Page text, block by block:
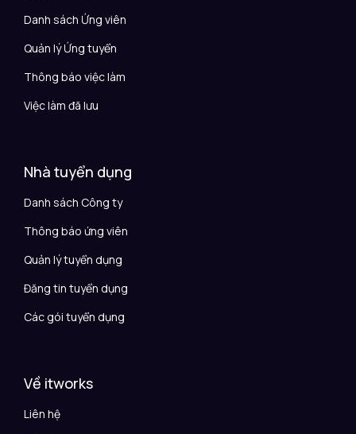
Danh sách Ứng viên
Quản lý Ứng tuyển
Thông báo việc làm
Việc làm đã lưu
Nhà tuyển dụng
Danh sách Công ty
Thông báo ứng viên
Quản lý tuyển dụng
Đăng tin tuyển dụng
Các gói tuyển dụng
Về itworks
Liên hệ